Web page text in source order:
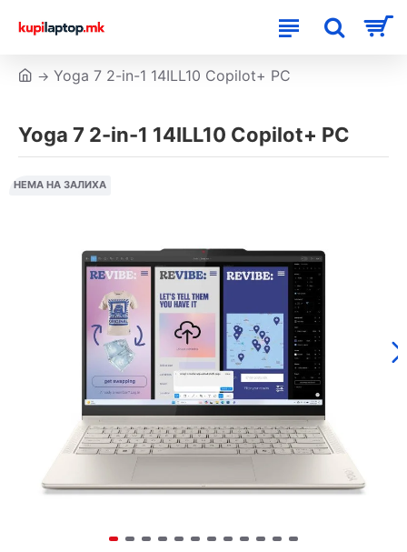
Yoga 7 2-in-1 14ILL10 Copilot+ PC
Yoga 7 2-in-1 14ILL10 Copilot+ PC
НЕМА НА ЗАЛИХА